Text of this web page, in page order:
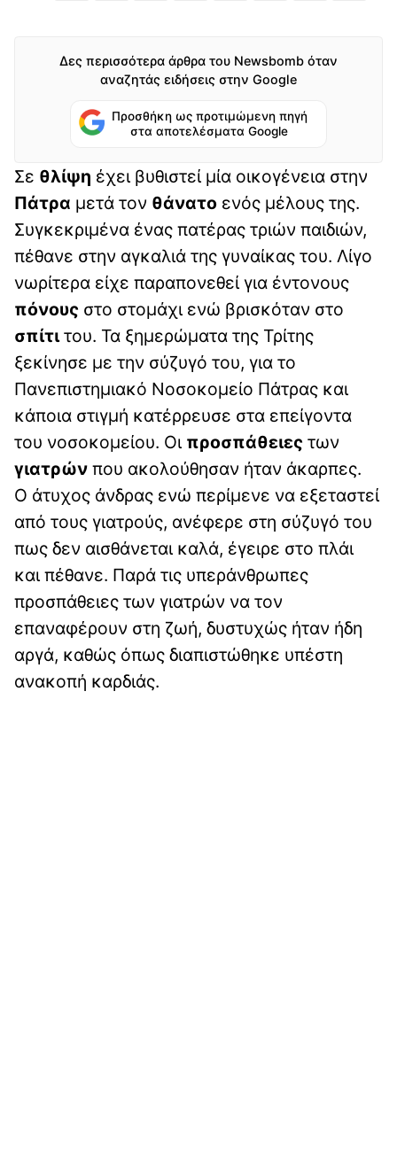
Δες περισσότερα άρθρα του Newsbomb όταν
αναζητάς ειδήσεις στην Google
Προσθήκη ως προτιμώμενη πηγή
στα αποτελέσματα Google
Σε θλίψη έχει βυθιστεί μία οικογένεια στην
Πάτρα μετά τον θάνατο ενός μέλους της.
Συγκεκριμένα ένας πατέρας τριών παιδιών,
πέθανε στην αγκαλιά της γυναίκας του. Λίγο
νωρίτερα είχε παραπονεθεί για έντονους
πόνους στο στομάχι ενώ βρισκόταν στο
σπίτιτου. Τα ξημερώματα της Τρίτης
ξεκίνησε με την σύζυγό του, για το
Πανεπιστημιακό Νοσοκομείο Πάτρας και
κάποια στιγμή κατέρρευσε στα επείγοντα
του νοσοκομείου. Οι προσπάθειες των
γιατρών που ακολούθησαν ήταν άκαρπες.
Ο άτυχος άνδρας ενώ περίμενε να εξεταστεί
από τους γιατρούς, ανέφερε στη σύζυγό του
πως δεν αισθάνεται καλά, έγειρε στο πλάι
και πέθανε. Παρά τις υπεράνθρωπες
προσπάθειες των γιατρών να τον
επαναφέρουν στη ζωή, δυστυχώς ήταν ήδη
αργά, καθώς όπως διαπιστώθηκε υπέστη
ανακοπή καρδιάς.